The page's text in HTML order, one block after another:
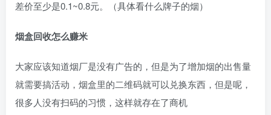
差价至少是0.1~0.8元。（具体看什么牌子的烟）
烟盒回收怎么赚米
大家应该知道烟厂是没有广告的，但是为了增加烟的出售量
就需要搞活动，烟盒里的二维码就可以兑换东西，但是呢，
很多人没有扫码的习惯，这样就存在了商机